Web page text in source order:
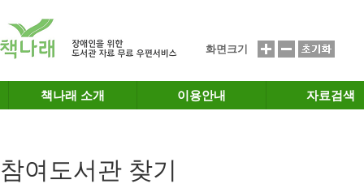
화면크기
책나래 소개 이용안내 자료검색
참여도서관 찾기